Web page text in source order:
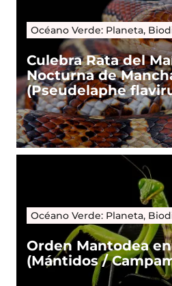
Océano Verde: Planeta,
Culebra Rata del
Nocturna de
(Pseudelaphe
Océano Verde: Planeta,
Orden Mantodea
(Mántidos /